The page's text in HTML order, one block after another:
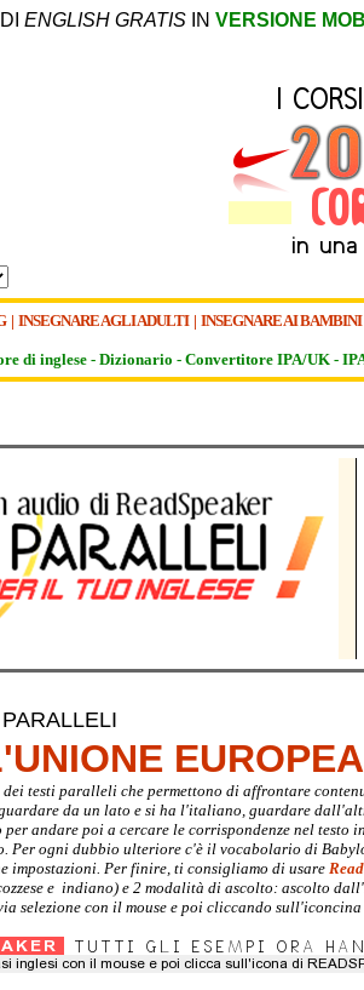
ENGLISH GRATIS IN VERSIONE
| INSEGNARE AGLI ADULTI | INSEGNARE AI BAMBINI
di inglese - Dizionario - Convertitore IPA/UK -
EUROPEA
testi paralleli che permettono di affrontare
da un lato e si ha l'italiano, guardare
andare poi a cercare le corrispondenze nel testo
Per ogni dubbio ulteriore c'è il vocabolario di
Per finire, ti consigliamo di usare
e indiano) e 2 modalità di ascolto: ascolto
selezione con il mouse e poi cliccando